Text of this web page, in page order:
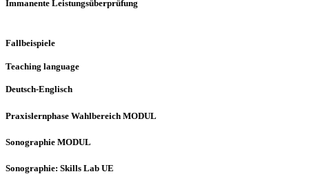
Immanente Leistungsüberprüfung
Fallbeispiele
Teaching language
Deutsch-Englisch
Praxislernphase Wahlbereich MODUL
Sonographie MODUL
Sonographie: Skills Lab UE